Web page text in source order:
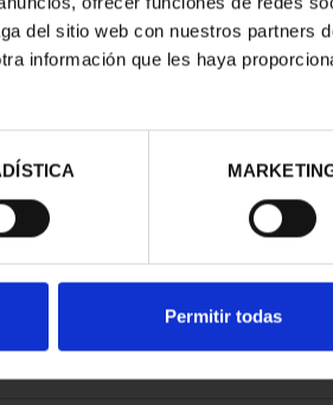
del sitio web con nuestros partners
información que les haya
Permitir todas